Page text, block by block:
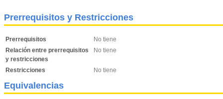
Prerrequisitos y Restricciones
Prerrequisitos
No tiene
Relación entre prerrequisitos
y restricciones
No tiene
Restricciones No tiene
Equivalencias